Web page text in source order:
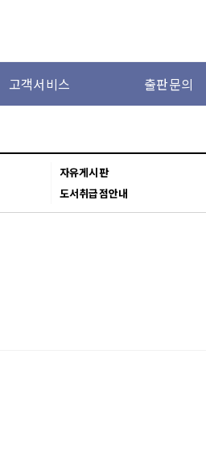
고객서비스 출판문의
자유게시판
도서취급점안내